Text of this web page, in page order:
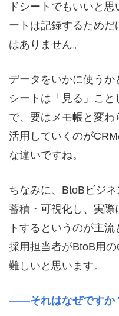
ドシートでもいいと
ートは記録するため
はありません。
データをいかに使う
シートは「見る」こ
で、要はメモ帳と変
活用していくのがCRM
な違いですね。
ちなみに、 BtoB ビジネ
蓄積・可視化し、実
トするというのが主流
採用担当者がBtoB用の
難しいと思います。
――それはなぜですか